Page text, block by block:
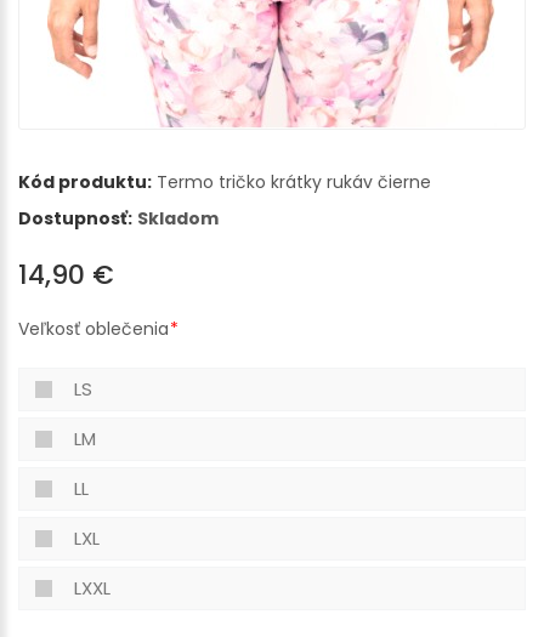
Kód produktu: Termo tričko krátky rukáv čierne
Dostupnosť: Skladom
14,90 €
Veľkosť oblečenia
LS
LM
LL
LXL
LXXL